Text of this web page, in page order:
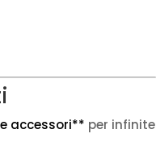
accessori** per infinite